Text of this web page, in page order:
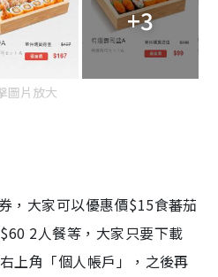
+3
圖片放大
，大家可以優惠價$15食蕃茄
2人餐等，大家只要下載
上角「個人帳戶」，之後再